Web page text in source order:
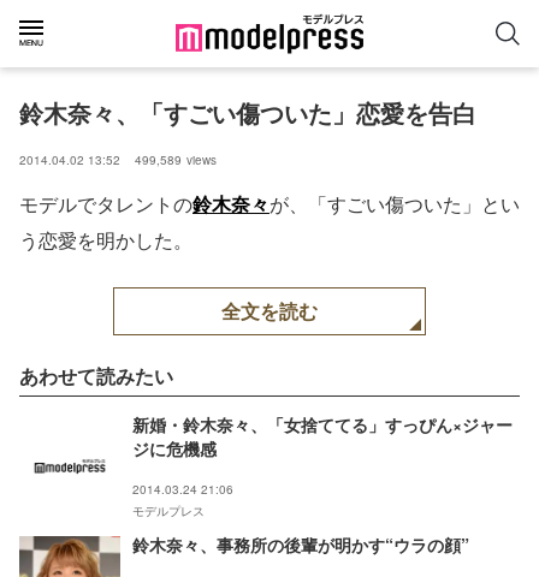
鈴木奈々、「すごい傷ついた」恋愛を告白
2014.04.02 13:52 499,589 views
モデルでタレントの鈴木奈々が、「すごい傷ついた」とい
う恋愛を明かした。
全文を読む
あわせて読みたい
新婚・鈴木奈々、「女捨ててる」すっぴん×ジャー
ジに危機感
2014.03.24 21:06
モデルプレス
鈴木奈々、事務所の後輩が明かす“ウラの顔”